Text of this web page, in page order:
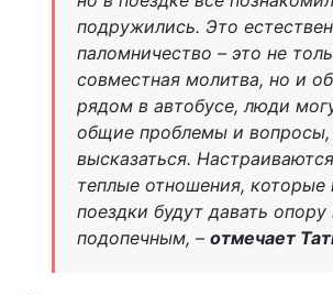
подружились. Это
паломничество – это не
совместная молитва, но и
рядом в автобусе, люди
общие проблемы и вопросы,
высказаться.
теплые отношения, которые
поездки будут давать
подопечным, – отмечает